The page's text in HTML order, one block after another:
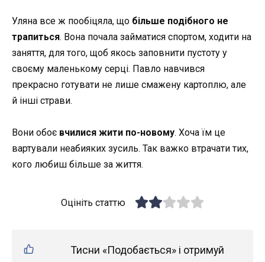
Уляна все ж пообіцяла, що більше подібного не
трапиться. Вона почала займатися спортом, ходити на
заняття, для того, щоб якось заповнити пустоту у
своєму маленькому серці. Павло навчився
прекрасно готувати не лише смажену картоплю, але
й інші страви.
Вони обоє вчилися жити по-новому. Хоча їм це
вартували неабияких зусиль. Так важко втрачати тих,
кого любиш більше за життя.
Оцініть статтю
Тисни «Подобається» і отримуй